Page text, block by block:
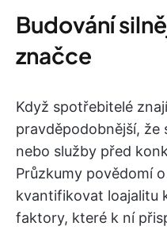
Budování
značce
Když spotřebitelé
pravděpodobnější, že
nebo služby před
Průzkumy povědomí
kvantifikovat loajalitu
faktory, které k ní